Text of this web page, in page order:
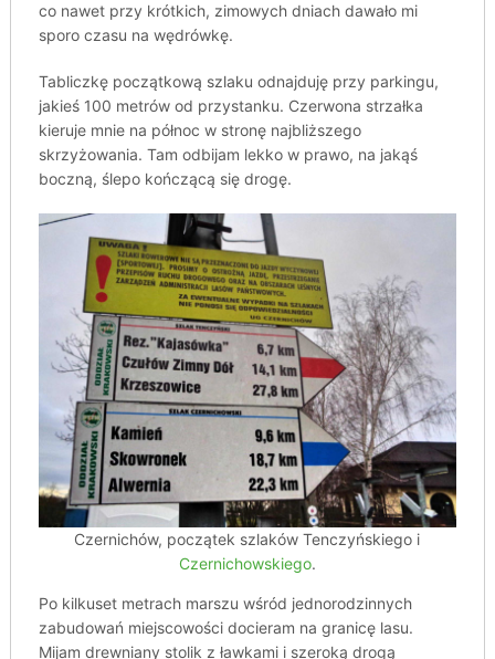
co nawet przy krótkich, zimowych dniach dawało mi
sporo czasu na wędrówkę.
Tabliczkę początkową szlaku odnajduję przy parkingu,
jakieś 100 metrów od przystanku. Czerwona strzałka
kieruje mnie na północ w stronę najbliższego
skrzyżowania. Tam odbijam lekko w prawo, na jakąś
boczną, ślepo kończącą się drogę.
Czernichów, początek szlaków Tenczyńskiego i
Czernichowskiego.
Po kilkuset metrach marszu wśród jednorodzinnych
zabudowań miejscowości docieram na granicę lasu.
Mijam drewniany stolik z ławkami i szeroką drogą